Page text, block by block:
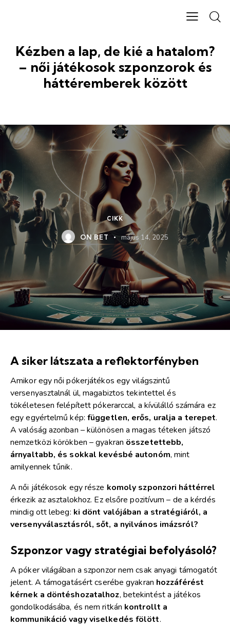
Kézben a lap, de kié a hatalom?
– női játékosok szponzorok és
háttéremberek között
CIKK
ON BET május 14, 2025
A siker látszata a reflektorfényben
Amikor egy női pókerjátékos egy világszintű
versenyasztalnál ül, magabiztos tekintettel és
tökéletesen felépített pókerarccal, a kívülálló számára ez
egy egyértelmű kép: független, erős, uralja a terepet.
A valóság azonban – különösen a magas téteken játszó
nemzetközi körökben – gyakran összetettebb,
árnyaltabb, és sokkal kevésbé autonóm, mint
amilyennek tűnik.
A női játékosok egy része komoly szponzori háttérrel
érkezik az asztalokhoz. Ez elsőre pozitívum – de a kérdés
mindig ott lebeg: ki dönt valójában a stratégiáról, a
versenyválasztásról, sőt, a nyilvános imázsról?
Szponzor vagy stratégiai befolyásoló?
A póker világában a szponzor nem csak anyagi támogatót
jelent. A támogatásért cserébe gyakran hozzáférést
kérnek a döntéshozatalhoz, betekintést a játékos
gondolkodásába, és nem ritkán kontrollt a
kommunikáció vagy viselkedés fölött.